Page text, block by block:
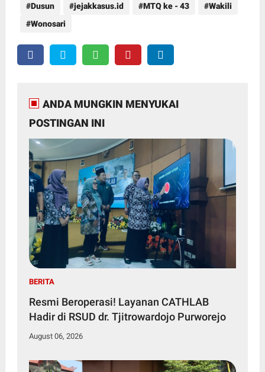
Dusun
jejakkasus.id MTQ ke - 43
Wakili
Wonosari
ANDA MUNGKIN MENYUKAI
POSTINGAN INI
BERITA
Resmi Beroperasi! Layanan CATHLAB
Hadir di RSUD dr. Tjitrowardojo Purworejo
August 06, 2026